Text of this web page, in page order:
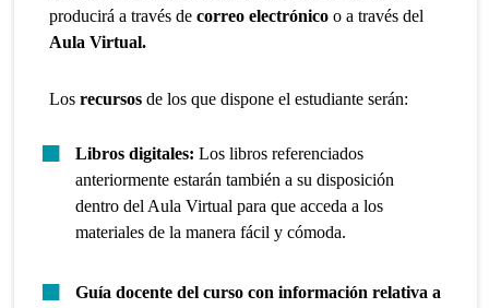
producirá a través decorreo electrónico o a través del
Aula Virtual.
Losrecursos de los que dispone el estudiante serán:
Libros digitales:Los libros referenciados
anteriormente estarán también a su disposición
dentro del Aula Virtual para que acceda a los
materiales de la manera fácil y cómoda.
Guía docente del curso con información relativa a